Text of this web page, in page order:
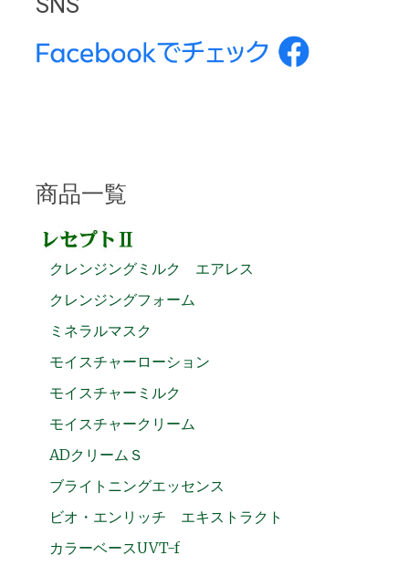
商品一覧
クレンジングミルク エアレス
クレンジングフォーム
ミネラルマスク
モイスチャーローション
モイスチャーミルク
モイスチャークリーム
ADクリームＳ
ブライトニングエッセンス
ビオ・エンリッチ エキストラクト
カラーベースUVT-f